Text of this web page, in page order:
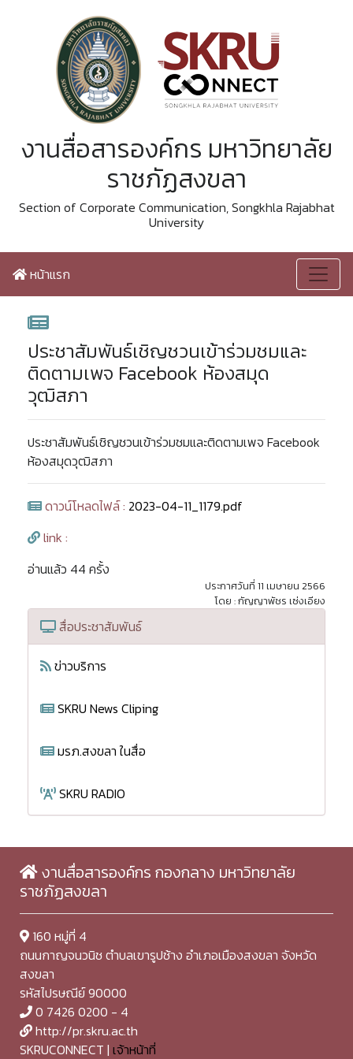
งานสื่อสารองค์กร มหาวิทยาลัย
ราชภัฏสงขลา
Section of Corporate Communication, Songkhla Rajabhat
University
หน้าแรก
ประชาสัมพันธ์เชิญชวนเข้าร่วมชมและ
ติดตามเพจ Facebook ห้องสมุด
วุฒิสภา
ประชาสัมพันธ์เชิญชวนเข้าร่วมชมและติดตามเพจ Facebook
ห้องสมุดวุฒิสภา
ดาวน์โหลดไฟล์ : 2023-04-11_1179.pdf
link :
อ่านแล้ว 44 ครั้ง
ประกาศวันที่ 11 เมษายน 2566
โดย : กัญญาพัชร เซ่งเอียง
สื่อประชาสัมพันธ์
ข่าวบริการ
SKRU News Cliping
มรภ.สงขลา ในสื่อ
SKRU RADIO
งานสื่อสารองค์กร กองกลาง มหาวิทยาลัย
ราชภัฏสงขลา
160 หมู่ที่ 4
ถนนกาญจนวนิช ตำบลเขารูปช้าง อำเภอเมืองสงขลา จังหวัด
สงขลา
รหัสไปรษณีย์ 90000
0 7426 0200 - 4
http://pr.skru.ac.th
SKRUCONNECT | เจ้าหน้าที่